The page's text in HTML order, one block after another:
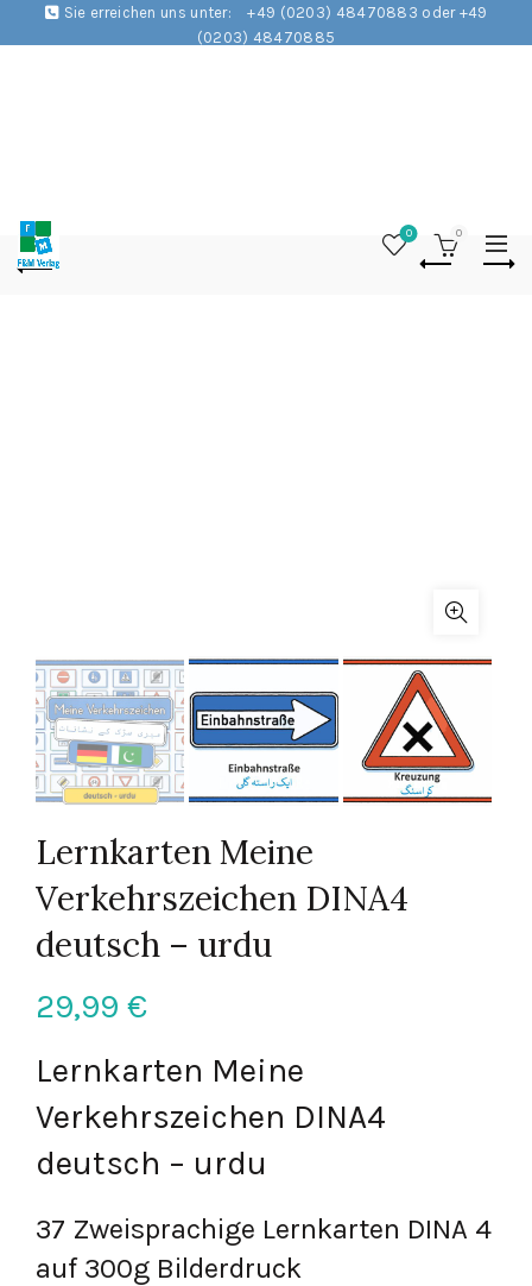
Sie erreichen uns unter:
+49 (0203) 48470883 oder +49
(0203) 48470885
0 0
Lernkarten Meine
Verkehrszeichen DINA4
deutsch – urdu
29,99 €
Lernkarten Meine
Verkehrszeichen DINA4
deutsch – urdu
37 Zweisprachige Lernkarten DINA 4
auf 300g Bilderdruck